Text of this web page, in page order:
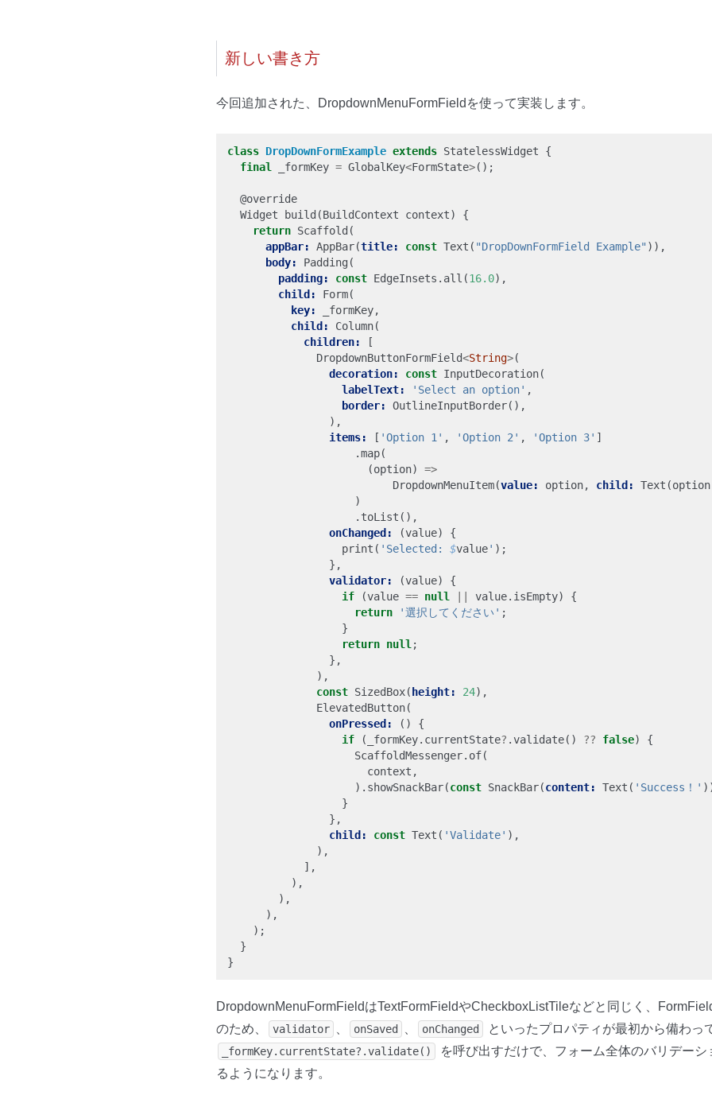
新しい書き方
今回追加された、DropdownMenuFormFieldを使って実装します。
class DropDownFormExample extends StatelessWidget
{
final
_formKey = GlobalKey<FormState>();
@override
Widget
build (BuildContext context)
{
return Scaffold (
appBar:
AppBar(title: const Text ( "DropDownFormField Example" )),
body:
Padding (
padding:
const EdgeInsets . all (16.0),
child:
Form(
key:
_formKey,
child:
Column(
children:
[
DropdownButtonFormField<String>(
decoration:
const InputDecoration(
labelText:
'Select an option' ,
border:
OutlineInputBorder(),
),
items:
[ 'Option 1' , 'Option 2' , 'Option 3' ]
.map(
(option)
=>
DropdownMenuItem(value: option, child: Text (option
)
. toList (),
onChanged:
(value)
{
print ( 'Selected: $value' );
},
validator:
(value)
{
if
(value == null value. isEmpty)
{
return
'選択してください' ;
}
return null ;
},
),
const SizedBox( height: 24),
ElevatedButton(
onPressed:
()
{
if
( _formKey. currentState? .validate() ?? false)
{
ScaffoldMessenger. of(
context ,
). showSnackBar(const SnackBar(content: Text ( 'Success！'
}
},
child:
const Text ( 'Validate' ),
),
],
),
),
),
);
}
}
DropdownMenuFormFieldはTextFormFieldやCheckboxListTileなどと同じく、
のため、
validator onSaved onChanged といったプロパティが最初から備わっ
_formKey.currentState?.validate()
を呼び出すだけで、フォーム全体のバリデー
るようになります。